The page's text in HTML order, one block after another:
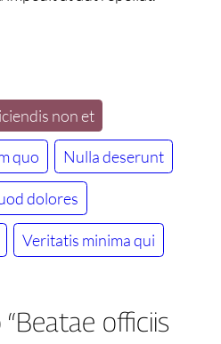
non et
quo Nulla deserunt
dolores
Veritatis minima qui
officiis